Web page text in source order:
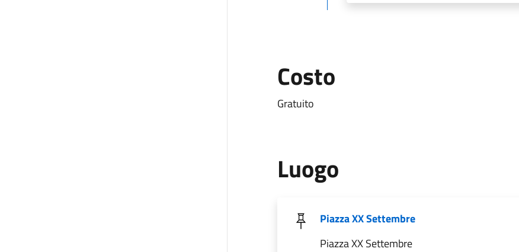
Costo
Gratuito
Luogo
Piazza XX Settembre
Piazza XX Settembre